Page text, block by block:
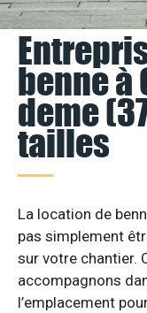
benne à
deme
tailles
La location de
pas simplement
sur votre chantier.
accompagnons
l’emplacement